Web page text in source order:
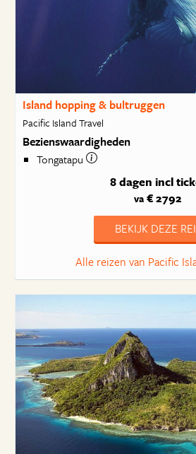
Island hopping & bultruggen
Pacific Island Travel
Bezienswaardigheden
Tongatapu
8 dagen incl
va € 2792
BEKIJK DEZE
Alle reizen van Pacific